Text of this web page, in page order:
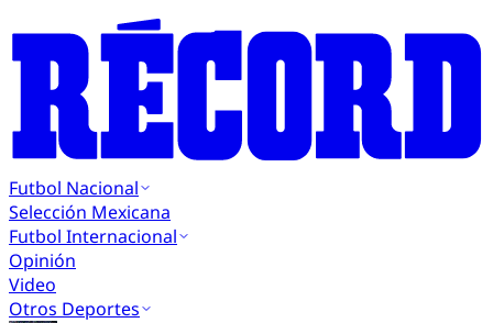
Futbol Nacional
Selección Mexicana
Futbol Internacional
Opinión
Video
Otros Deportes